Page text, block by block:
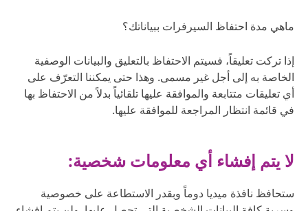
ماهي مدة احتفاظ السيرفرات ببياناتك؟
إذا تركت تعليقاً، فسيتم الاحتفاظ بالتعليق والبيانات الوصفية
الخاصة به إلى أجل غير مسمى. وهذا حتى يمكننا التعرّف على
أي تعليقات متتابعة والموافقة عليها تلقائياً بدلاً من الاحتفاظ بها
في قائمة انتظار المراجعة للموافقة عليها.
لا يتم إفشاء أي معلومات شخصية:
ستحافظ نافذة ميديا دوماً وبقدر الاستطاعة على خصوصية